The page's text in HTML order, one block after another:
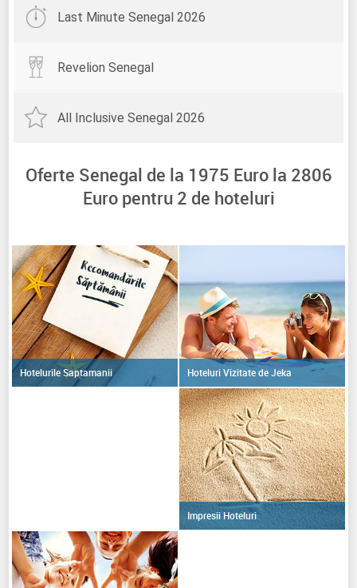
Last Minute Senegal 2026
Revelion Senegal
All Inclusive Senegal 2026
Oferte Senegal de la 1975 Euro la 2806
Euro pentru 2 de hoteluri
Hotelurile Saptamanii Hoteluri Vizitate de Jeka
Impresii Hoteluri